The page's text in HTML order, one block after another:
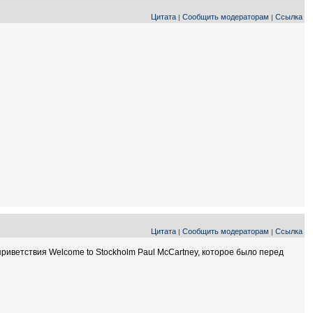
Цитата | Сообщить модераторам | Ссылка
Цитата | Сообщить модераторам | Ссылка
Welcome to Stockholm Paul McCartney, которое было перед